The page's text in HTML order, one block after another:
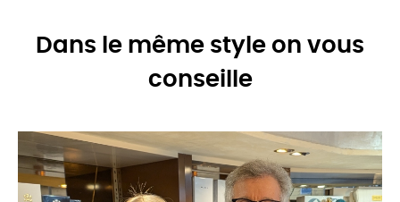
Dans le même style on vous
conseille